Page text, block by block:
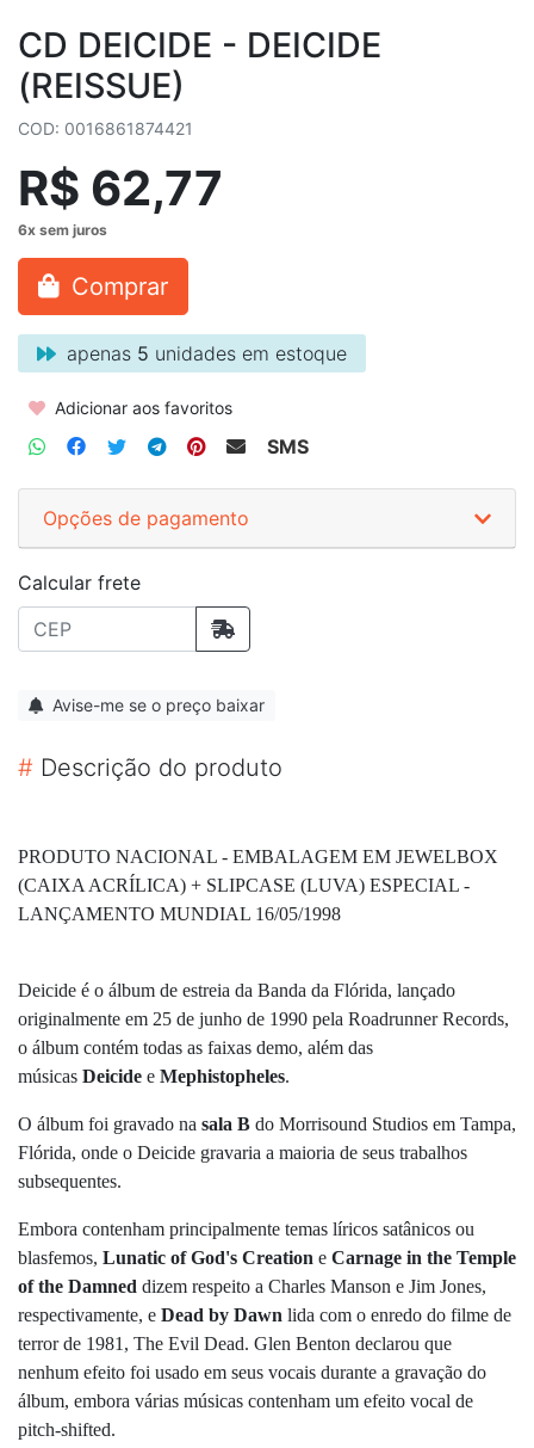
CD DEICIDE - DEICIDE
(REISSUE)
COD: 0016861874421
R$ 62,77
Comprar
apenas 5 unidades em estoque
Adicionar aos favoritos
SMS
Opções de pagamento
Calcular frete
Avise-me se o preço baixar
# Descrição do produto
PRODUTO NACIONAL - EMBALAGEM EM JEWELBOX
(CAIXA ACRÍLICA) + SLIPCASE (LUVA) ESPECIAL -
LANÇAMENTO MUNDIAL 16/05/1998
Deicide é o álbum de estreia da Banda da Flórida, lançado
originalmente em 25 de junho de 1990 pela Roadrunner Records,
o álbum contém todas as faixas demo, além das
músicas Deicide e Mephistopheles.
O álbum foi gravado na sala B do Morrisound Studios em Tampa,
Flórida, onde o Deicide gravaria a maioria de seus trabalhos
subsequentes.
Embora contenham principalmente temas líricos satânicos ou
blasfemos, Lunatic of God's Creation e Carnage in the Temple
of the Damned dizem respeito a Charles Manson e Jim Jones,
respectivamente, e Dead by Dawn lida com o enredo do filme de
terror de 1981, The Evil Dead. Glen Benton declarou que
nenhum efeito foi usado em seus vocais durante a gravação do
álbum, embora várias músicas contenham um efeito vocal de
pitch-shifted.